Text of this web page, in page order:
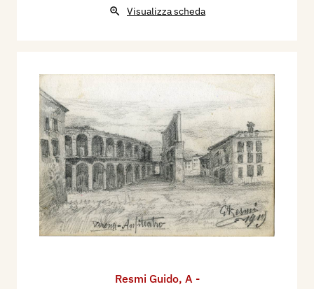
Visualizza scheda
Resmi Guido, A -